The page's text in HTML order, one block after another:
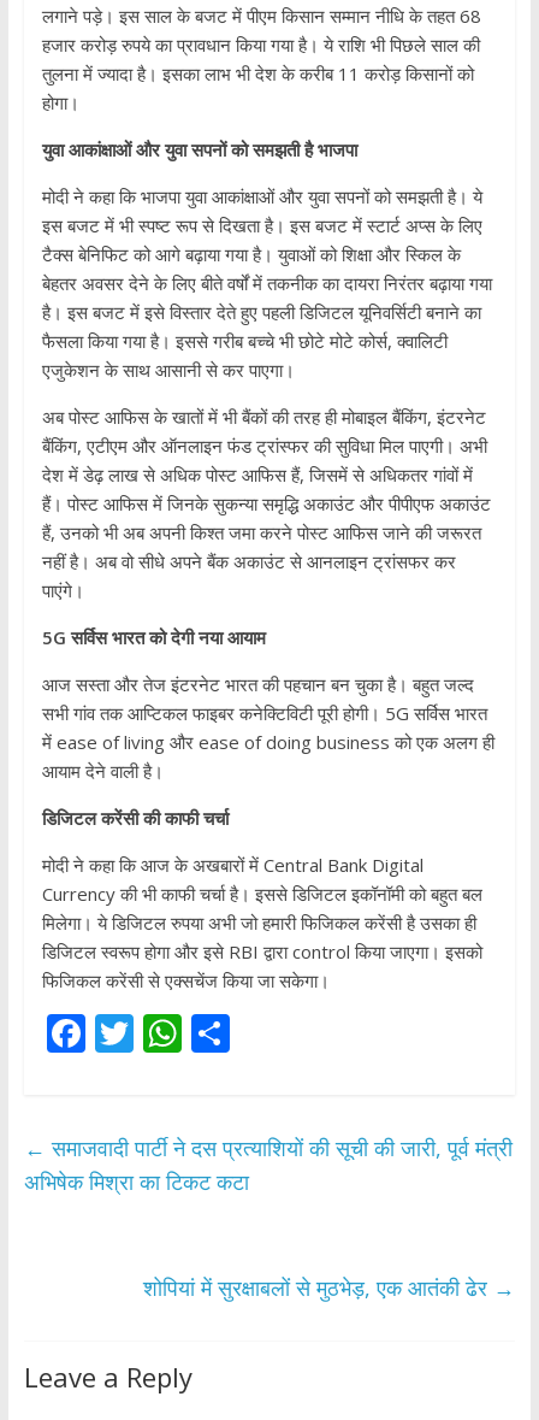
लगाने पड़े। इस साल के बजट में पीएम किसान सम्मान नीधि के तहत 68
हजार करोड़ रुपये का प्रावधान किया गया है। ये राशि भी पिछले साल की
तुलना में ज्यादा है। इसका लाभ भी देश के करीब 11 करोड़ किसानों को
होगा।
युवा आकांक्षाओं और युवा सपनों को समझती है भाजपा
मोदी ने कहा कि भाजपा युवा आकांक्षाओं और युवा सपनों को समझती है। ये
इस बजट में भी स्पष्ट रूप से दिखता है। इस बजट में स्टार्ट अप्स के लिए
टैक्स बेनिफिट को आगे बढ़ाया गया है। युवाओं को शिक्षा और स्किल के
बेहतर अवसर देने के लिए बीते वर्षों में तकनीक का दायरा निरंतर बढ़ाया गया
है। इस बजट में इसे विस्तार देते हुए पहली डिजिटल यूनिवर्सिटी बनाने का
फैसला किया गया है। इससे गरीब बच्चे भी छोटे मोटे कोर्स, क्वालिटी
एजुकेशन के साथ आसानी से कर पाएगा।
अब पोस्ट आफिस के खातों में भी बैंकों की तरह ही मोबाइल बैंकिंग, इंटरनेट
बैंकिंग, एटीएम और ऑनलाइन फंड ट्रांस्फर की सुविधा मिल पाएगी। अभी
देश में डेढ़ लाख से अधिक पोस्ट आफिस हैं, जिसमें से अधिकतर गांवों में
हैं। पोस्ट आफिस में जिनके सुकन्या समृद्धि अकाउंट और पीपीएफ अकाउंट
हैं, उनको भी अब अपनी किश्त जमा करने पोस्ट आफिस जाने की जरूरत
नहीं है। अब वो सीधे अपने बैंक अकाउंट से आनलाइन ट्रांसफर कर
पाएंगे।
5G सर्विस भारत को देगी नया आयाम
आज सस्ता और तेज इंटरनेट भारत की पहचान बन चुका है। बहुत जल्द
सभी गांव तक आप्टिकल फाइबर कनेक्टिविटी पूरी होगी। 5G सर्विस भारत
में ease of living और ease of doing business को एक अलग ही
आयाम देने वाली है।
डिजिटल करेंसी की काफी चर्चा
मोदी ने कहा कि आज के अखबारों में Central Bank Digital
Currency की भी काफी चर्चा है। इससे डिजिटल इकॉनॉमी को बहुत बल
मिलेगा। ये डिजिटल रुपया अभी जो हमारी फिजिकल करेंसी है उसका ही
डिजिटल स्वरूप होगा और इसे RBI द्वारा control किया जाएगा। इसको
फिजिकल करेंसी से एक्सचेंज किया जा सकेगा।
F
b
o
T
er
W
s
A
p
S
e
← समाजवादी पार्टी ने दस प्रत्याशियों की सूची की जारी, पूर्व मंत्री
अभिषेक मिश्रा का टिकट कटा
शोपियां में सुरक्षाबलों से मुठभेड़, एक आतंकी ढेर →
Leave a Reply